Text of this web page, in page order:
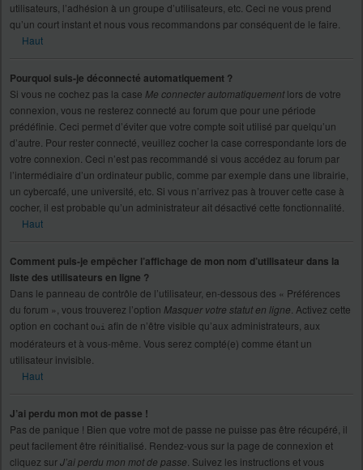
utilisateurs, l’adhésion à un groupe d’utilisateurs, etc. Ceci ne vous prend
qu’un court instant et nous vous recommandons par conséquent de le faire.
Haut
Pourquoi suis-je déconnecté automatiquement ?
Si vous ne cochez pas la case Me connecter automatiquementlors de votre
connexion, vous ne resterez connecté au forum que pour une période
prédéfinie. Ceci permet d’éviter que votre compte soit utilisé par quelqu’un
d’autre. Pour rester connecté, veuillez cocher la case correspondante lors de
votre connexion. Ceci n’est pas recommandé si vous accédez au forum par
l’intermédiaire d’un ordinateur public, comme par exemple dans une librairie,
un cybercafé, une université, etc. Si vous n’arrivez pas à trouver cette case à
cocher, il est probable qu’un administrateur ait désactivé cette fonctionnalité.
Haut
Comment puis-je empêcher l’affichage de mon nom d’utilisateur dans la
liste des utilisateurs en ligne ?
Dans le panneau de contrôle de l’utilisateur, en-dessous des « Préférences
du forum », vous trouverez l’option Masquer votre statut en ligne . Activez cette
option en cochant Oui afin de n’être visible qu’aux administrateurs, aux
modérateurs et à vous-même. Vous serez compté(e) comme étant un
utilisateur invisible.
Haut
J’ai perdu mon mot de passe !
Pas de panique ! Bien que votre mot de passe ne puisse pas être récupéré, il
peut facilement être réinitialisé. Rendez-vous sur la page de connexion et
cliquez surJ’ai perdu mon mot de passe . Suivez les instructions et vous